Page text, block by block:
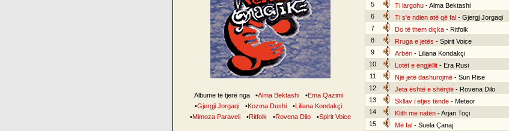
Albume të tjerë nga •Alma Bektashi •Ema Qazimi
•Gjergji Jorgaqi •Kozma Dushi •Liliana Kondakçi
•Mimoza Paraveli •Ritfolk •Rovena Dilo •Spirit Voice
5
Ti largohu- Alma Bektashi
6
Ti s'e ndien atë që fal- Gjergj Jorgaqi
7
Do të them diçka- Ritfolk
8
Rruga e jetës - Spirit Voice
9
Arbëri- Liliana Kondakçi
10
Lotët e ëngjëllit- Era Rusi
11
Një jetë dashurojmë- Sun Rise
12
Jeta është e shënjtë- Rovena Dilo
13
Skllav i etjes tënde- Meteor
14
Klith me natën- Arjan Toçi
15
Më fal- Suela Çanaj